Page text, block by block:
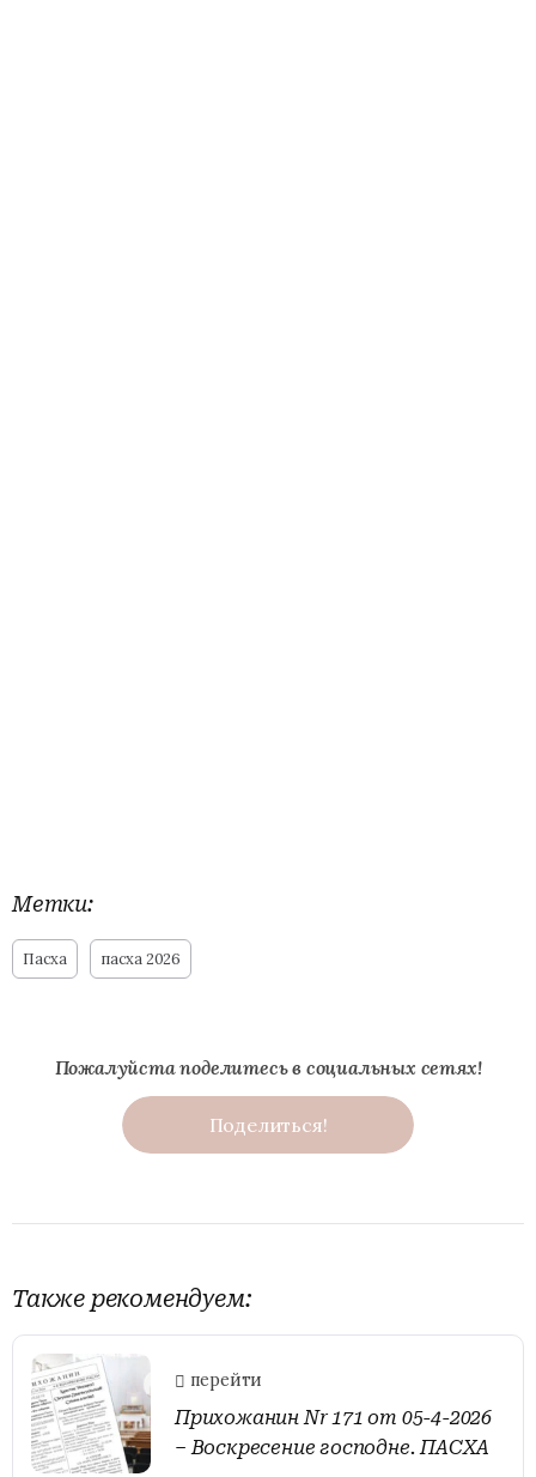
Метки:
Пасха пасха 2026
Пожалуйста поделитесь в социальных сетях!
Поделиться!
Также рекомендуем:
перейти
Прихожанин Nr 171 от 05-4-2026
– Воскресение господне. ПАСХА